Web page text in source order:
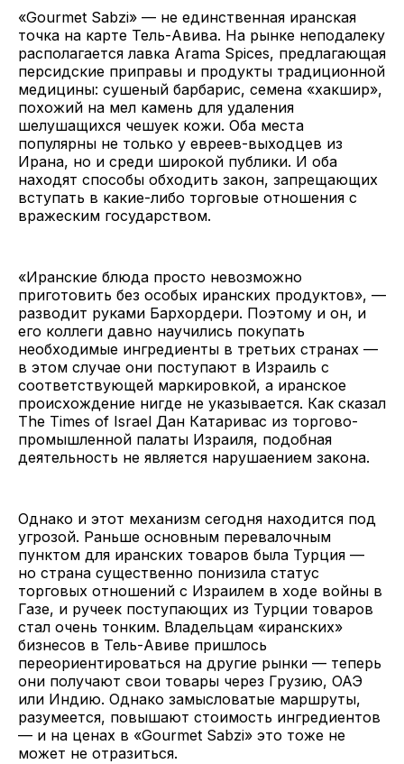
«Gourmet Sabzi» — не единственная иранская
точка на карте Тель-Авива. На рынке неподалеку
располагается лавка Arama Spices, предлагающая
персидские приправы и продукты традиционной
медицины: сушеный барбарис, семена «хакшир»,
похожий на мел камень для удаления
шелушащихся чешуек кожи. Оба места
популярны не только у евреев-выходцев из
Ирана, но и среди широкой публики. И оба
находят способы обходить закон, запрещающих
вступать в какие-либо торговые отношения с
вражеским государством.
«Иранские блюда просто невозможно
приготовить без особых иранских продуктов», —
разводит руками Бархордери. Поэтому и он, и
его коллеги давно научились покупать
необходимые ингредиенты в третьих странах —
в этом случае они поступают в Израиль с
соответствующей маркировкой, а иранское
происхождение нигде не указывается. Как сказал
The Times of Israel Дан Катаривас из торгово-
промышленной палаты Израиля, подобная
деятельность не является нарушаением закона.
Однако и этот механизм сегодня находится под
угрозой. Раньше основным перевалочным
пунктом для иранских товаров была Турция —
но страна существенно понизила статус
торговых отношений с Израилем в ходе войны в
Газе, и ручеек поступающих из Турции товаров
стал очень тонким. Владельцам «иранских»
бизнесов в Тель-Авиве пришлось
переориентироваться на другие рынки — теперь
они получают свои товары через Грузию, ОАЭ
или Индию. Однако замысловатые маршруты,
разумеется, повышают стоимость ингредиентов
— и на ценах в «Gourmet Sabzi» это тоже не
может не отразиться.